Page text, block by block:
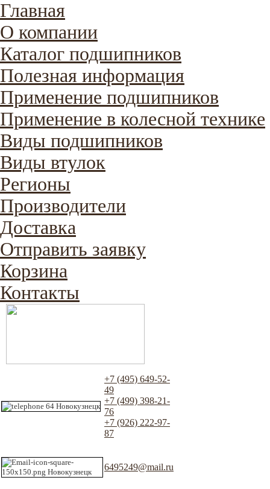
Главная
О компании
Каталог подшипников
Полезная информация
Применение подшипников
Применение в колесной технике
Виды подшипников
Виды втулок
Регионы
Производители
Доставка
Отправить заявку
Корзина
Контакты
+7 (495) 649-52-
49
+7 (499) 398-21-
76
+7 (926) 222-97-
87
6495249@mail.ru